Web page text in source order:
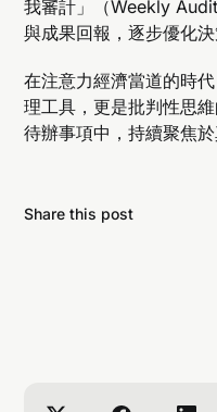
我審計」（Weekly
與成果回報，逐步優化決
在注意力經濟當道的時
理工具，更是批判性思
待辦事項中，持續聚焦
Share this post